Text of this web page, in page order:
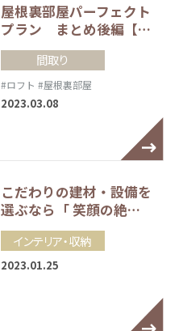
屋根裏部屋パーフェクト
プラン まとめ後編【…
間取り
#ロフト #屋根裏部屋
2023.03.08
こだわりの建材・設備を
選ぶなら「 笑顔の絶…
インテリア・収納
2023.01.25